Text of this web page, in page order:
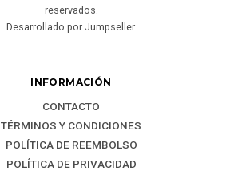
reservados.
Desarrollado por Jumpseller.
INFORMACIÓN
CONTACTO
TÉRMINOS Y CONDICIONES
POLÍTICA DE REEMBOLSO
POLÍTICA DE PRIVACIDAD